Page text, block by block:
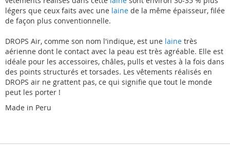
légers que ceux faits avec une laine de la même épaisseur, filée
de façon plus conventionnelle.
DROPS Air, comme son nom l'indique, est une laine très
aérienne dont le contact avec la peau est très agréable. Elle est
idéale pour les accessoires, châles, pulls et vestes à la fois dans
des points structurés et torsades. Les vêtements réalisés en
DROPS air ne grattent pas, ce qui signifie que tout le monde
peut les porter !
Made in Peru